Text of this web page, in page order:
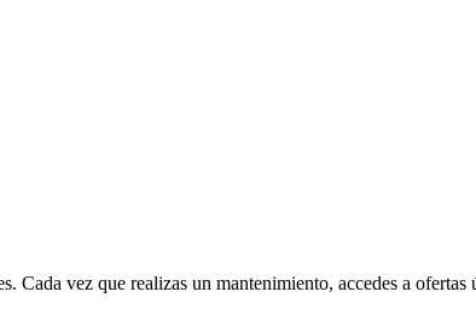
vez que realizas un mantenimiento, accedes a ofertas